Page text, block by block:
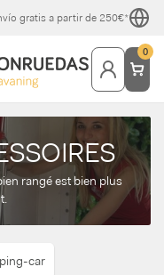
gratis a partir de 250€*
0
rangé est bien plus
car